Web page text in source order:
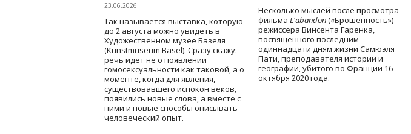
23.06.2026
Так называется выставка, которую
до 2 августа можно увидеть в
Художественном музее Базеля
(Kunstmuseum Basel). Сразу скажу:
речь идет не о появлении
гомосексуальности как таковой, а о
моменте, когда для явления,
существовавшего испокон веков,
появились новые слова, а вместе с
ними и новые способы описывать
человеческий опыт.
Несколько мыслей после просмотра
фильма L'abandon(«Брошенность»)
режиссера Винсента Гаренка,
посвященного последним
одиннадцати дням жизни Самюэля
Пати, преподавателя истории и
географии, убитого во Франции 16
октября 2020 года.